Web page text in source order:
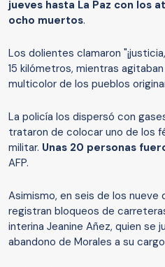
jueves hasta La Paz con los
ocho muertos.
Los dolientes clamaron
15 kilómetros, mientras
multicolor de los pueblos
La policía los dispersó con
trataron de colocar uno de los
militar. Unas 20 personas
AFP.
Asimismo, en seis de los
registran bloqueos de
interina Jeanine Añez, quien se
abandono de Morales a su